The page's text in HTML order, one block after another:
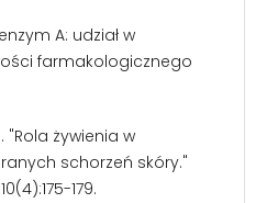
A: udział w
farmakologicznego
"Rola żywienia w
schorzeń skóry."
179.